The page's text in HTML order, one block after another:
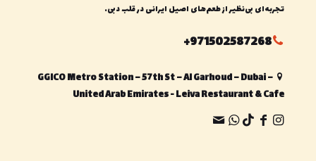
تجربه‌ای بی‌نظیر از طعم‌های اصیل ایرانی در قلب دبی.
971502587268+
GGICO Metro Station – 57th St – Al Garhoud – Dubai –
United Arab Emirates - Leiva Restaurant & Cafe